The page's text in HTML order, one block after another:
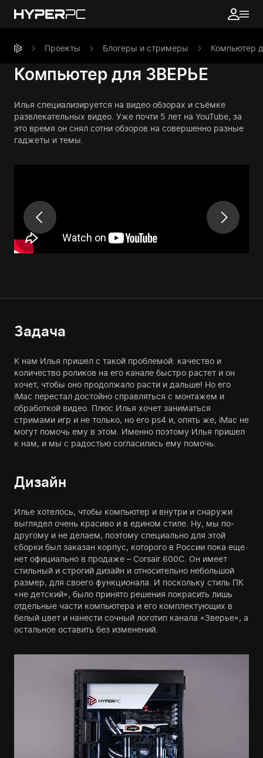
Проекты Блогеры и стримеры Компьютер
Компьютер для ЗВЕРЬЕ
Илья специализируется на видео обзорах и съёмке
развлекательных видео. Уже почти 5 лет на YouTube, за
это время он снял сотни обзоров на совершенно разные
гаджеты и темы.
Задача
К нам Илья пришел с такой проблемой: качество и
количество роликов на его канале быстро растет и он
хочет, чтобы оно продолжало расти и дальше! Но его
iMac перестал достойно справляться с монтажем и
обработкой видео. Плюс Илья хочет заниматься
стримами игр и не только, но его ps4 и, опять же, iMac не
могут помочь ему в этом. Именно поэтому Илья пришел
к нам, и мы с радостью согласились ему помочь.
Дизайн
Илье хотелось, чтобы компьютер и внутри и снаружи
выглядел очень красиво и в едином стиле. Ну, мы по-
другому и не делаем, поэтому специально для этой
сборки был заказан корпус, которого в России пока еще
нет официально в продаже – Corsair 600C. Он имеет
стильный и строгий дизайн и относительно небольшой
размер, для своего функционала. И поскольку стиль ПК
«не детский», было принято решения покрасить лишь
отдельные части компьютера и его комплектующих в
белый цвет и нанести сочный логотип канала «Зверье», а
остальное оставить без изменений.